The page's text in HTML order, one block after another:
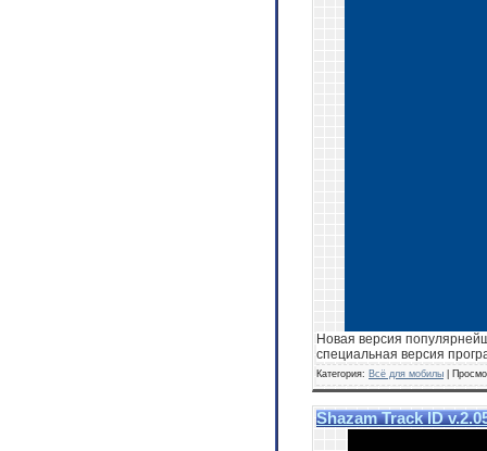
Новая версия
специальная версия
Категория: Всё для мобилы |
Shazam Track ID